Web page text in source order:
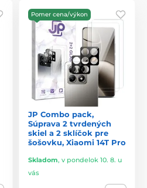
Pomer cena/výkon
JP Combo pack,
Súprava 2 tvrdených
skiel a 2 sklíčok pre
šošovku, Xiaomi 14T Pro
Skladom, v pondelok 10. 8. u
vás